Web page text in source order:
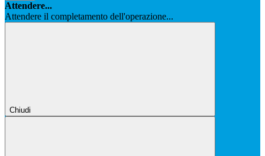
Attendere...
Attendere il completamento dell'operazione...
Chiudi